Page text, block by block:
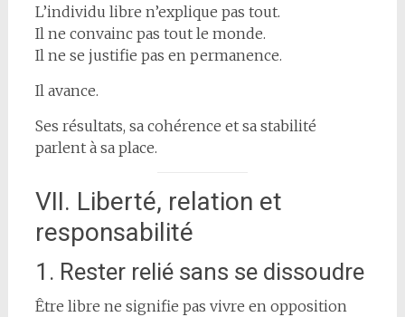
L’individu libre n’explique pas tout.
Il ne convainc pas tout le monde.
Il ne se justifie pas en permanence.
Il avance.
Ses résultats, sa cohérence et sa stabilité
parlent à sa place.
VII. Liberté, relation et
responsabilité
1. Rester relié sans se dissoudre
Être libre ne signifie pas vivre en opposition